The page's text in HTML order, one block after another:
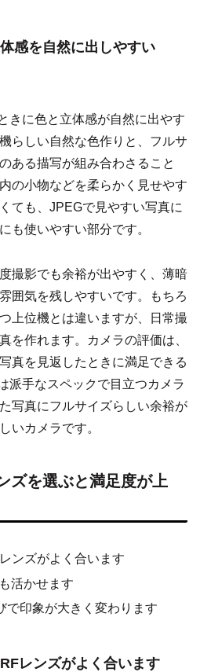
感を自然に出しやすい
きに色と立体感が自然に出やす
らしい自然な色作りと、フルサ
ある描写が組み合わさること
の小物などを柔らかく見せやす
ても、JPEGで見やすい写真に
も使いやすい部分です。
撮影でも余裕が出やすく、薄暗
囲気を残しやすいです。もちろ
上位機とは違いますが、日常撮
を作れます。カメラの評価は、
真を見返したときに満足できる
派手なスペックで目立つカメラ
写真にフルサイズらしい余裕が
いカメラです。
ズを選ぶと満足度が上
ンズがよく合います
活かせます
で印象が大きく変わります
レンズがよく合います